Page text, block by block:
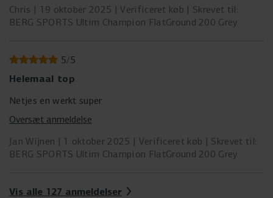
Chris
19 oktober 2025 Verificeret køb
Skrevet til:
BERG SPORTS Ultim Champion FlatGround 200 Grey
5/5
Helemaal top
Netjes en werkt super
Oversæt anmeldelse
Jan Wijnen
1 oktober 2025 Verificeret køb
Skrevet til:
BERG SPORTS Ultim Champion FlatGround 200 Grey
Vis alle 127 anmeldelser